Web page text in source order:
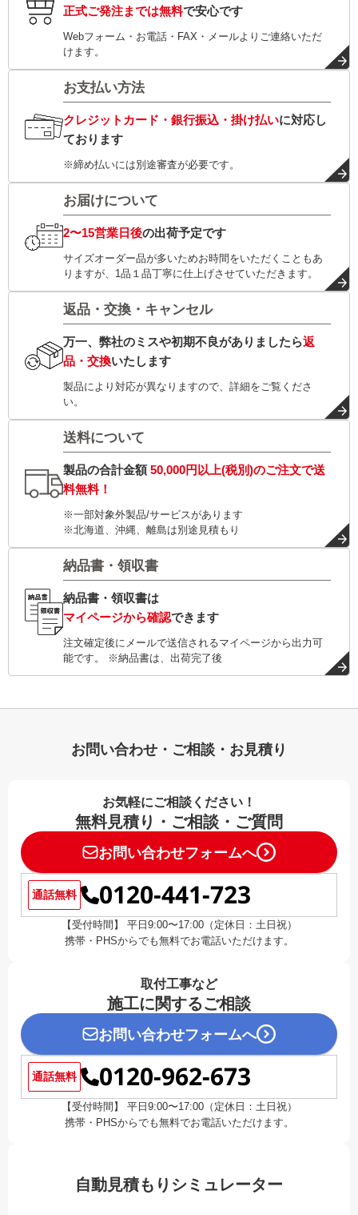
正式ご発注までは無料で安心です
Webフォーム・お電話・FAX・メールよりご連絡いただ
けます。
お支払い方法
クレジットカード・銀行振込・掛け払いに対応し
ております
※締め払いには別途審査が必要です。
お届けについて
2〜15営業日後の出荷予定です
サイズオーダー品が多いためお時間をいただくこともあ
りますが、1品１品丁寧に仕上げさせていただきます。
返品・交換・キャンセル
万一、弊社のミスや初期不良がありましたら返
品・交換いたします
製品により対応が異なりますので、詳細をご覧くださ
い。
送料について
製品の合計金額50,000円以上(税別)のご注文で送
料無料！
※一部対象外製品/サービスがあります
※北海道、沖縄、離島は別途見積もり
納品書・領収書
納品書・領収書は
マイページから確認できます
注文確定後にメールで送信されるマイページから出力可
能です。 ※納品書は、出荷完了後
お問い合わせ・ご相談・お見積り
お気軽にご相談ください！
無料見積り・ご相談・ご質問
お問い合わせフォームへ
通話無料 0120-441-723
【受付時間】 平日9:00〜17:00（定休日：土日祝）
携帯・PHSからでも無料でお電話いただけます。
取付工事など
施工に関するご相談
お問い合わせフォームへ
通話無料 0120-962-673
【受付時間】 平日9:00〜17:00（定休日：土日祝）
携帯・PHSからでも無料でお電話いただけます。
自動見積もりシミュレーター